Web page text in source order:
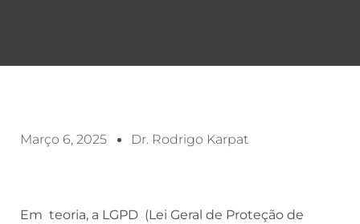
Março 6, 2025 Dr. Rodrigo Karpat
Em teoria, a LGPD (Lei Geral de Proteção de